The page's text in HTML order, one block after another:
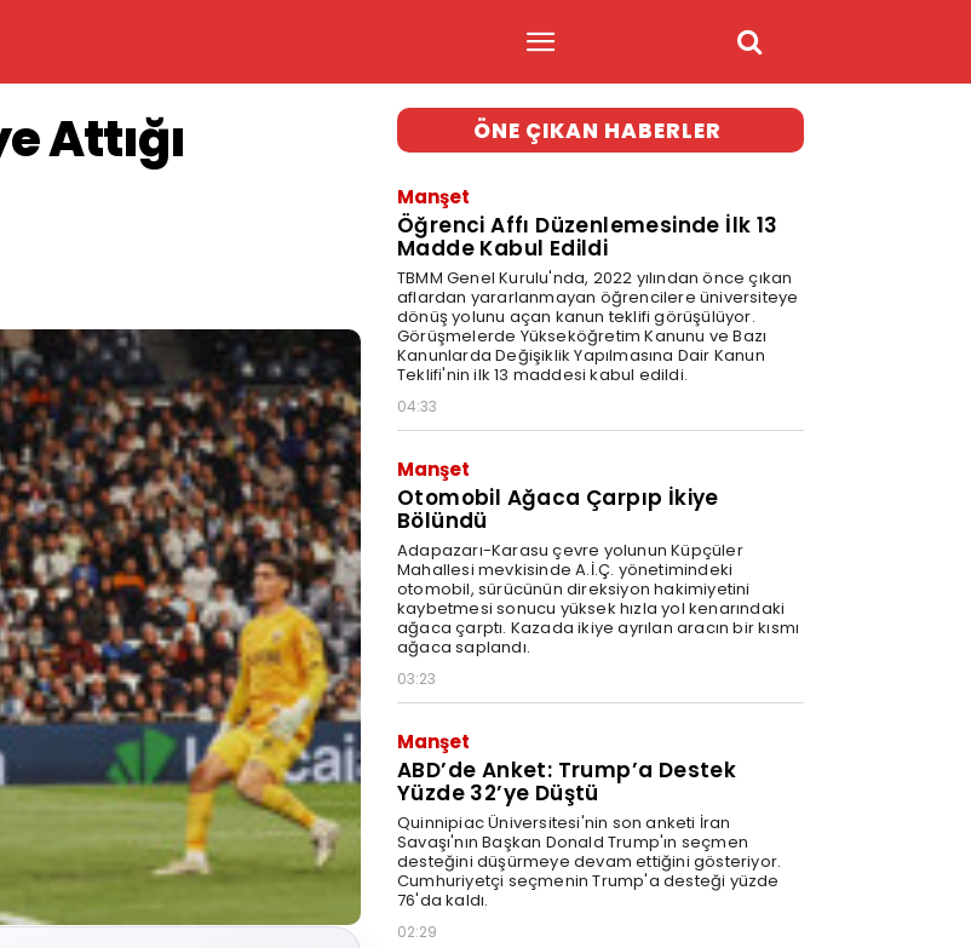
Attığı
ÖNE ÇIKAN HABERLER
Manşet
Öğrenci Affı Düzenlemesinde İlk 13
Madde Kabul Edildi
TBMM Genel Kurulu'nda, 2022 yılından önce çıkan
aflardan yararlanmayan öğrencilere üniversiteye
dönüş yolunu açan kanun teklifi görüşülüyor.
Görüşmelerde Yükseköğretim Kanunu ve Bazı
Kanunlarda Değişiklik Yapılmasına Dair Kanun
Teklifi'nin ilk 13 maddesi kabul edildi.
04:33
Manşet
Otomobil Ağaca Çarpıp İkiye
Bölündü
Adapazarı-Karasu çevre yolunun Küpçüler
Mahallesi mevkisinde A.İ.Ç. yönetimindeki
otomobil, sürücünün direksiyon hakimiyetini
kaybetmesi sonucu yüksek hızla yol kenarındaki
ağaca çarptı. Kazada ikiye ayrılan aracın bir kısmı
ağaca saplandı.
03:23
Manşet
ABD’de Anket: Trump’a Destek
Yüzde 32’ye Düştü
Quinnipiac Üniversitesi'nin son anketi İran
Savaşı'nın Başkan Donald Trump'ın seçmen
desteğini düşürmeye devam ettiğini gösteriyor.
Cumhuriyetçi seçmenin Trump'a desteği yüzde
76'da kaldı.
02:29